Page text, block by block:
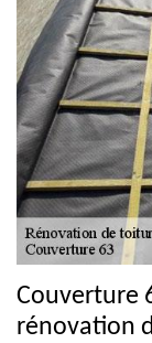
Couverture
rénovation